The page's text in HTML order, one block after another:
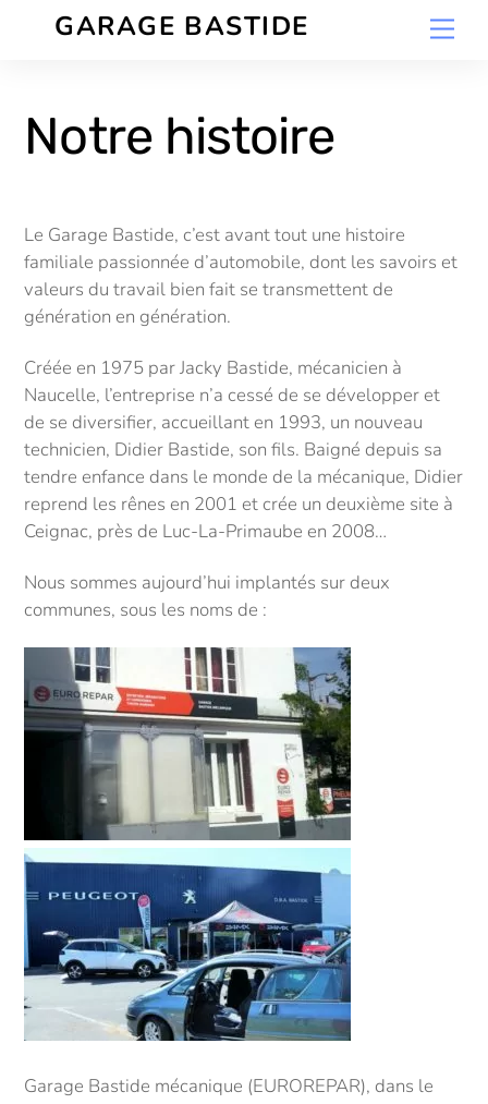
GARAGE BASTIDE
Notre histoire
Le Garage Bastide, c’est avant tout une histoire
familiale passionnée d’automobile, dont les savoirs et
valeurs du travail bien fait se transmettent de
génération en génération.
Créée en 1975 par Jacky Bastide, mécanicien à
Naucelle, l’entreprise n’a cessé de se développer et
de se diversifier, accueillant en 1993, un nouveau
technicien, Didier Bastide, son fils. Baigné depuis sa
tendre enfance dans le monde de la mécanique, Didier
reprend les rênes en 2001 et crée un deuxième site à
Ceignac, près de Luc-La-Primaube en 2008…
Nous sommes aujourd’hui implantés sur deux
communes, sous les noms de :
Garage Bastide mécanique (EUROREPAR), dans le